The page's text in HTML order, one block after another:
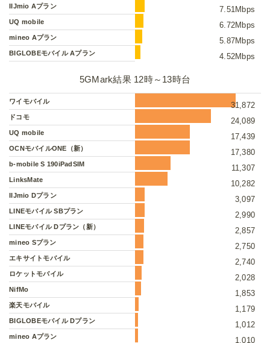
IIJmio Aプラン 7.51Mbps
UQ mobile 6.72Mbps
mineo Aプラン 5.87Mbps
BIGLOBEモバイル Aプラン 4.52Mbps
5GMark結果 12時～13時台
ワイモバイル 31,872
ドコモ 24,089
UQ mobile 17,439
OCNモバイルONE（新） 17,380
b-mobile S 190iPadSIM 11,307
LinksMate 10,282
IIJmio Dプラン 3,097
LINEモバイル SBプラン 2,990
LINEモバイル Dプラン（新） 2,857
mineo Sプラン 2,750
エキサイトモバイル 2,740
ロケットモバイル 2,028
NifMo 1,853
楽天モバイル 1,179
BIGLOBEモバイル Dプラン 1,012
mineo Aプラン 1,010